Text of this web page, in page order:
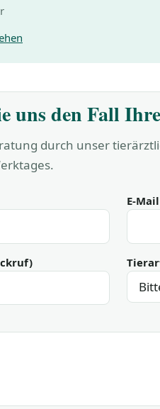
uns den Fall
durch unser
E-Mail